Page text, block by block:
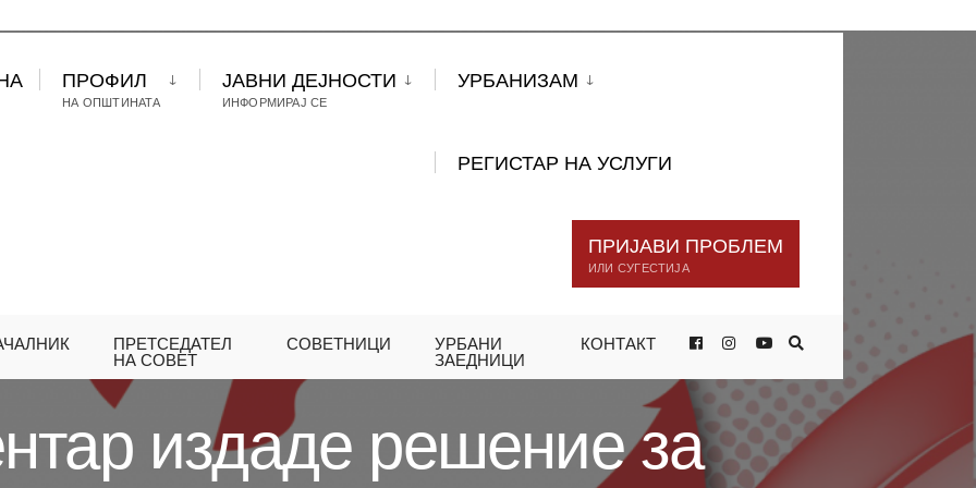
ПРОФИЛ
НА ОПШТИНАТА
ЈАВНИ ДЕЈНОСТИ
ИНФОРМИРАЈ СЕ
УРБАНИЗАМ
РЕГИСТАР НА УСЛУГИ
ПРИЈАВИ ПРОБЛЕМ
ИЛИ СУГЕСТИЈА
ПРЕТСЕДАТЕЛ
НА СОВЕТ
СОВЕТНИЦИ
УРБАНИ
ЗАЕДНИЦИ
КОНТАКТ
ЦЕНТАР ИЗДАДЕ РЕШЕНИЕ ЗА ОТСТРАНУВАЊЕ НА ДОГРАДБА НА ЛОКАЛ НА УЛИЦА
издаде решение за